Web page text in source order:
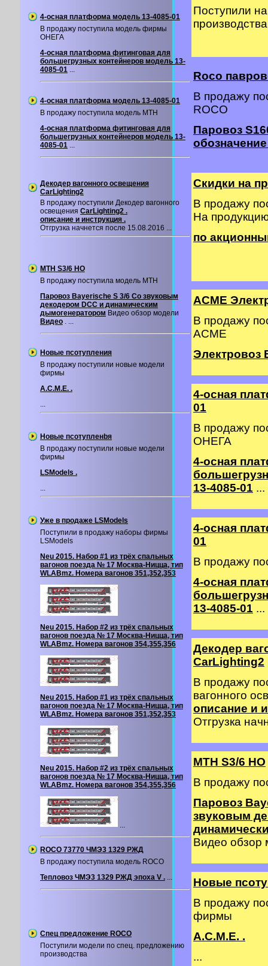
4-осная платформа модель 13-4085-01
В продажу поступила модель фирмы
ОНЕГА
4-осная платформа фитинговая для
большегрузных контейнеров модель 13-
4085-01 ...
4-осная платформа модель 13-4085-01
В продажу поступила модель MTH
4-осная платформа фитинговая для
большегрузных контейнеров модель 13-
4085-01 ...
Декодер вагонного освещения
CarLighting2
В продажу поступили Декодер вагонного
освещения CarLighting2 .
описание и инструкция .
Отгрузка начнется после 15.08.2016 ...
MTH S3/6 HO
В продажу поступила модель MTH
Паровоз Bayerische S 3/6 Со звуковым
декодером DCC и динамическим
дымогенератором Видео обзор модели
Видео . ...
Новые псотупления
В продажу поступили новые модели
фирмы
A.C.M.E. .
...
Новые псотупленbя
В продажу поступили новые модели
фирмы
LSModels .
...
Уже в продаже LSModels
Поступили в продажу наборы фирмы
LSModels
Neu 2015. Набор #1 из трёх спальных
вагонов поезда № 17 Москва-Ницца, тип
WLABmz. Номера вагонов 351,352,353
Neu 2015. Набор #2 из трёх спальных
вагонов поезда № 17 Москва-Ницца, тип
WLABmz. Номера вагонов 354,355,356
Neu 2015. Набор #1 из трёх спальных
вагонов поезда № 17 Москва-Ницца, тип
WLABmz. Номера вагонов 351,352,353
Neu 2015. Набор #2 из трёх спальных
вагонов поезда № 17 Москва-Ницца, тип
WLABmz. Номера вагонов 354,355,356
ROCO 73770 ЧМЭ3 1329 РЖД
В продажу поступила модель ROCO
Тепловоз ЧМЭ3 1329 РЖД эпоха V . ...
Спец предложение ROCO
Поступили модели по спец. предложению
производства
Поступили
Roco
В продажу
ROCO
Паровоз
Скидки на
В продажу
На
по
ACME
В продажу
ACME
Электровоз
4-осная
01
В продажу
ОНЕГА
4-осная
13-4085-01 ...
4-осная
01
В продажу
4-осная
13-4085-01 ...
Декодер
CarLighting2
В продажу
вагонного
описание и
Отгрузка
MTH S3/6 HO
В продажу
Паровоз
звуковым
Видео обзор
Новые
В продажу
фирмы
A.C.M.E. .
...